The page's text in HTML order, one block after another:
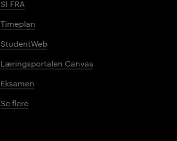
SI FRA
Timeplan
StudentWeb
Læringsportalen Canvas
Eksamen
Se flere